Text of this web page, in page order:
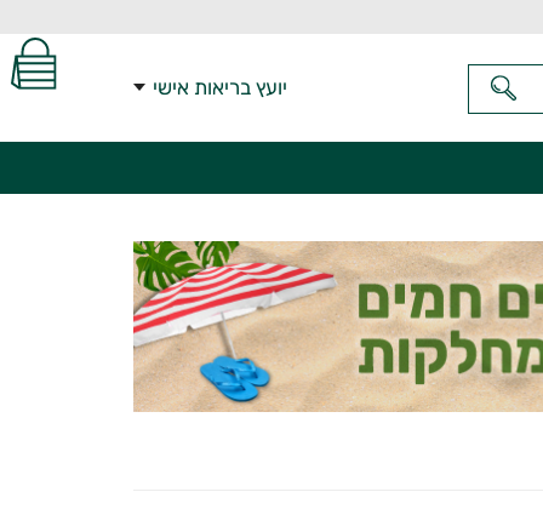
יועץ בריאות אישי